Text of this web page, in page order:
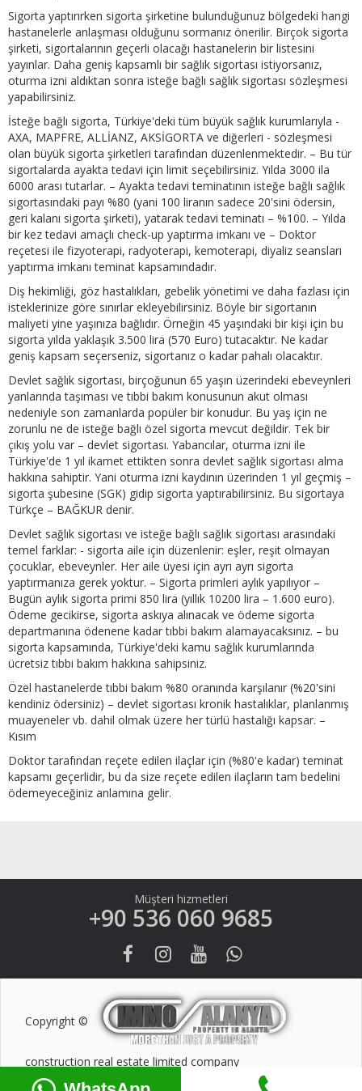
Sigorta yaptırırken sigorta şirketine bulunduğunuz bölgedeki hangi
hastanelerle anlaşması olduğunu sormanız önerilir. Birçok sigorta
şirketi, sigortalarının geçerli olacağı hastanelerin bir listesini
yayınlar. Daha geniş kapsamlı bir sağlık sigortası istiyorsanız,
oturma izni aldıktan sonra isteğe bağlı sağlık sigortası sözleşmesi
yapabilirsiniz.
İsteğe bağlı sigorta, Türkiye'deki tüm büyük sağlık kurumlarıyla -
AXA, MAPFRE, ALLİANZ, AKSİGORTA ve diğerleri - sözleşmesi
olan büyük sigorta şirketleri tarafından düzenlenmektedir. – Bu tür
sigortalarda ayakta tedavi için limit seçebilirsiniz. Yılda 3000 ila
6000 arası tutarlar. – Ayakta tedavi teminatının isteğe bağlı sağlık
sigortasındaki payı %80 (yani 100 liranın sadece 20'sini ödersin,
geri kalanı sigorta şirketi), yatarak tedavi teminatı – %100. – Yılda
bir kez tedavi amaçlı check-up yaptırma imkanı ve – Doktor
reçetesi ile fizyoterapi, radyoterapi, kemoterapi, diyaliz seansları
yaptırma imkanı teminat kapsamındadır.
Diş hekimliği, göz hastalıkları, gebelik yönetimi ve daha fazlası için
isteklerinize göre sınırlar ekleyebilirsiniz. Böyle bir sigortanın
maliyeti yine yaşınıza bağlıdır. Örneğin 45 yaşındaki bir kişi için bu
sigorta yılda yaklaşık 3.500 lira (570 Euro) tutacaktır. Ne kadar
geniş kapsam seçerseniz, sigortanız o kadar pahalı olacaktır.
Devlet sağlık sigortası, birçoğunun 65 yaşın üzerindeki ebeveynleri
yanlarında taşıması ve tıbbi bakım konusunun akut olması
nedeniyle son zamanlarda popüler bir konudur. Bu yaş için ne
zorunlu ne de isteğe bağlı özel sigorta mevcut değildir. Tek bir
çıkış yolu var – devlet sigortası. Yabancılar, oturma izni ile
Türkiye'de 1 yıl ikamet ettikten sonra devlet sağlık sigortası alma
hakkına sahiptir. Yani oturma izni kaydının üzerinden 1 yıl geçmiş –
sigorta şubesine (SGK) gidip sigorta yaptırabilirsiniz. Bu sigortaya
Türkçe – BAĞKUR denir.
Devlet sağlık sigortası ve isteğe bağlı sağlık sigortası arasındaki
temel farklar: - sigorta aile için düzenlenir: eşler, reşit olmayan
çocuklar, ebeveynler. Her aile üyesi için ayrı ayrı sigorta
yaptırmanıza gerek yoktur. – Sigorta primleri aylık yapılıyor –
Bugün aylık sigorta primi 850 lira (yıllık 10200 lira – 1.600 euro).
Ödeme gecikirse, sigorta askıya alınacak ve ödeme sigorta
departmanına ödenene kadar tıbbi bakım alamayacaksınız. – bu
sigorta kapsamında, Türkiye'deki kamu sağlık kurumlarında
ücretsiz tıbbi bakım hakkına sahipsiniz.
Özel hastanelerde tıbbi bakım %80 oranında karşılanır (%20'sini
kendiniz ödersiniz) – devlet sigortası kronik hastalıklar, planlanmış
muayeneler vb. dahil olmak üzere her türlü hastalığı kapsar. –
Kısım
Doktor tarafından reçete edilen ilaçlar için (%80'e kadar) teminat
kapsamı geçerlidir, bu da size reçete edilen ilaçların tam bedelini
ödemeyeceğiniz anlamına gelir.
Müşteri hizmetleri
+90 536 060 9685
Copyright ©
construction real estate limited company